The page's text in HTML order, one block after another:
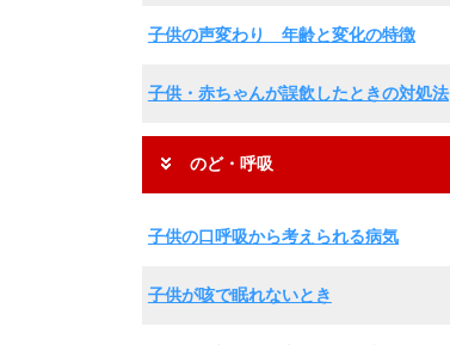
子供の声変わり 年齢と変化の特徴
子供・赤ちゃんが誤飲したときの対処法
のど・呼吸
子供の口呼吸から考えられる病気
子供が咳で眠れないとき